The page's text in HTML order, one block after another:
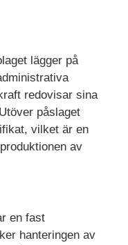
lägger på
redovisar sina
påslaget
vilket är en
av
en fast
hanteringen av